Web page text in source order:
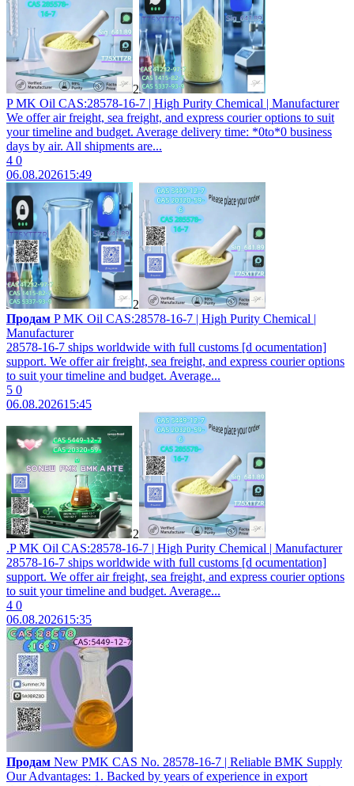
2
P MK Oil CAS:28578-16-7 | High Purity Chemical | Manufacturer
We offer air freight, sea freight, and express courier options to suit
your timeline and budget. Average delivery time: *0to*0 business
days by air. All shipments are...
4 0
06.08.202615:49
2
Продам P MK Oil CAS:28578-16-7 | High Purity Chemical |
Manufacturer
28578-16-7 ships worldwide with full customs [d ocumentation]
support. We offer air freight, sea freight, and express courier options
to suit your timeline and budget. Average...
5 0
06.08.202615:45
2
.P MK Oil CAS:28578-16-7 | High Purity Chemical | Manufacturer
28578-16-7 ships worldwide with full customs [d ocumentation]
support. We offer air freight, sea freight, and express courier options
to suit your timeline and budget. Average...
4 0
06.08.202615:35
Продам New PMK CAS No. 28578-16-7 | Reliable BMK Supply
Our Advantages: 1. Backed by years of experience in export